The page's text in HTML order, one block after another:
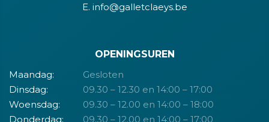
E. info@galletclaeys.be
OPENINGSUREN
Maandag:
Gesloten
Dinsdag:
09.30 – 12.30 en 14:00 – 17:00
Woensdag:
09.30 – 12.00 en 14:00 – 18:00
Donderdag:
09.30 – 12.00 en 14:00 – 17:00